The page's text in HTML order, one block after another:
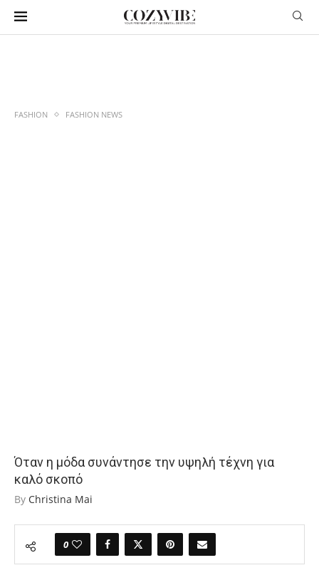
FASHION FASHION NEWS
Όταν η μόδα συνάντησε την υψηλή τέχνη για
καλό σκοπό
By Christina Mai
0